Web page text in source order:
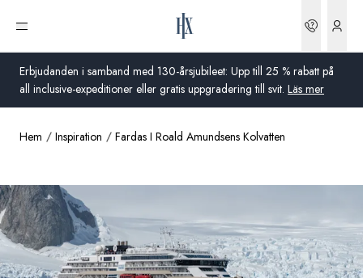
Erbjudanden i samband med 130-årsjubileet: Upp till 25 % rabatt på
all inclusive-expeditioner eller gratis uppgradering till svit. Läs mer
Öppna meny
Storbritannien
USA
Global
Hem Inspiration Fardas I Roald Amundsens Kolvatten